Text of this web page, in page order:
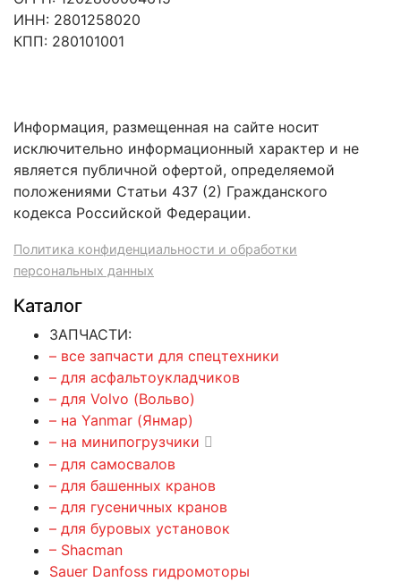
ИНН: 2801258020
КПП: 280101001
Информация, размещенная на сайте носит
исключительно информационный характер и не
является публичной офертой, определяемой
положениями Статьи 437 (2) Гражданского
кодекса Российской Федерации.
Политика конфиденциальности и обработки
персональных данных
Каталог
ЗАПЧАСТИ:
– все запчасти для спецтехники
– для асфальтоукладчиков
– для Volvo (Вольво)
– на Yanmar (Янмар)
– на минипогрузчики
– для самосвалов
– для башенных кранов
– для гусеничных кранов
– для буровых установок
– Shacman
Sauer Danfoss гидромоторы